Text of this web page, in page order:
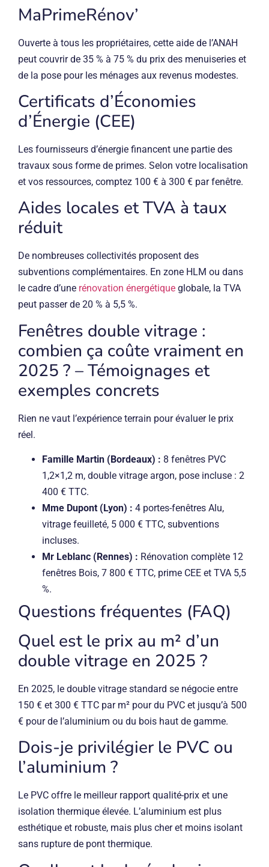
MaPrimeRénov’
Ouverte à tous les propriétaires, cette aide de l’ANAH
peut couvrir de 35 % à 75 % du prix des menuiseries et
de la pose pour les ménages aux revenus modestes.
Certificats d’Économies
d’Énergie (CEE)
Les fournisseurs d’énergie financent une partie des
travaux sous forme de primes. Selon votre localisation
et vos ressources, comptez 100 € à 300 € par fenêtre.
Aides locales et TVA à taux
réduit
De nombreuses collectivités proposent des
subventions complémentaires. En zone HLM ou dans
le cadre d’une rénovation énergétique globale, la TVA
peut passer de 20 % à 5,5 %.
Fenêtres double vitrage :
combien ça coûte vraiment en
2025 ? – Témoignages et
exemples concrets
Rien ne vaut l’expérience terrain pour évaluer le prix
réel.
Famille Martin (Bordeaux) : 8 fenêtres PVC
1,2×1,2 m, double vitrage argon, pose incluse : 2
400 € TTC.
Mme Dupont (Lyon) : 4 portes-fenêtres Alu,
vitrage feuilleté, 5 000 € TTC, subventions
incluses.
Mr Leblanc (Rennes) : Rénovation complète 12
fenêtres Bois, 7 800 € TTC, prime CEE et TVA 5,5
%.
Questions fréquentes (FAQ)
Quel est le prix au m² d’un
double vitrage en 2025 ?
En 2025, le double vitrage standard se négocie entre
150 € et 300 € TTC par m² pour du PVC et jusqu’à 500
€ pour de l’aluminium ou du bois haut de gamme.
Dois-je privilégier le PVC ou
l’aluminium ?
Le PVC offre le meilleur rapport qualité-prix et une
isolation thermique élevée. L’aluminium est plus
esthétique et robuste, mais plus cher et moins isolant
sans rupture de pont thermique.